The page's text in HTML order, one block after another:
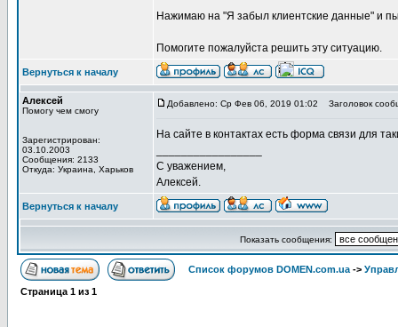
Нажимаю на "Я забыл клиентские данные" и
Помогите пожалуйста решить эту ситуацию.
Вернуться к началу
Алексей
Помогу чем смогу
Зарегистрирован:
03.10.2003
Сообщения: 2133
Откуда: Украина, Харьков
Добавлено: Ср Фев 06, 2019 01:02 Заголовок
На сайте в контактах есть форма связи для
С уважением,
Алексей.
Вернуться к началу
Показать сообщения:
Список форумов DOMEN.com.ua ->
Страница 1 из 1